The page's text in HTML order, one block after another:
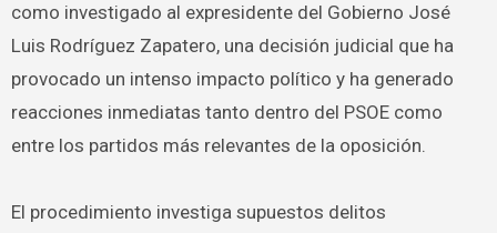
como investigado al expresidente del Gobierno José
Luis Rodríguez Zapatero, una decisión judicial que ha
provocado un intenso impacto político y ha generado
reacciones inmediatas tanto dentro del PSOE como
entre los partidos más relevantes de la oposición.
El procedimiento investiga supuestos delitos